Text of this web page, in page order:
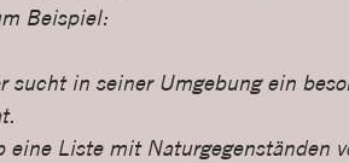
Beispiel:
sucht in seiner Umgebung ein
eine Liste mit Naturgegenständen